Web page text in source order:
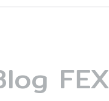
FEX